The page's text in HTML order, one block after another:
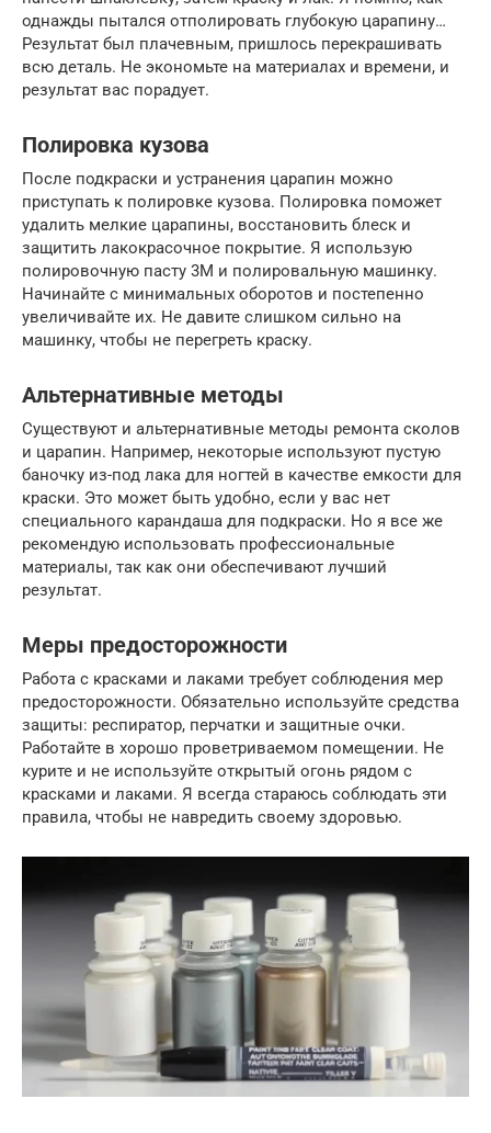
однажды пытался отполировать глубокую царапину…
Результат был плачевным, пришлось перекрашивать
всю деталь. Не экономьте на материалах и времени, и
результат вас порадует.
Полировка кузова
После подкраски и устранения царапин можно
приступать к полировке кузова. Полировка поможет
удалить мелкие царапины, восстановить блеск и
защитить лакокрасочное покрытие. Я использую
полировочную пасту 3M и полировальную машинку.
Начинайте с минимальных оборотов и постепенно
увеличивайте их. Не давите слишком сильно на
машинку, чтобы не перегреть краску.
Альтернативные методы
Существуют и альтернативные методы ремонта сколов
и царапин. Например, некоторые используют пустую
баночку из-под лака для ногтей в качестве емкости для
краски. Это может быть удобно, если у вас нет
специального карандаша для подкраски. Но я все же
рекомендую использовать профессиональные
материалы, так как они обеспечивают лучший
результат.
Меры предосторожности
Работа с красками и лаками требует соблюдения мер
предосторожности. Обязательно используйте средства
защиты: респиратор, перчатки и защитные очки.
Работайте в хорошо проветриваемом помещении. Не
курите и не используйте открытый огонь рядом с
красками и лаками. Я всегда стараюсь соблюдать эти
правила, чтобы не навредить своему здоровью.